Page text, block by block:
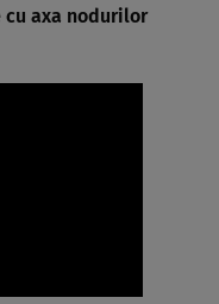
axa nodurilor